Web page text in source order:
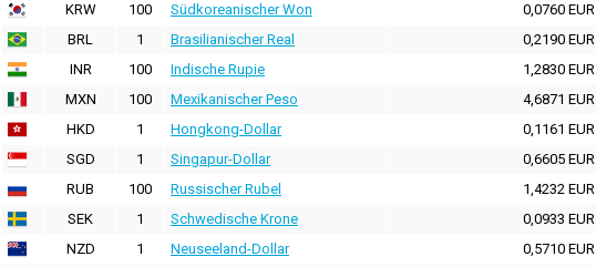
KRW
100 Südkoreanischer Won
0,0760 EUR
BRL
1 Brasilianischer Real
0,2190 EUR
INR
100 Indische Rupie
1,2830 EUR
MXN
100 Mexikanischer Peso
4,6871 EUR
HKD
1 Hongkong-Dollar
0,1161 EUR
SGD
1 Singapur-Dollar
0,6605 EUR
RUB
100 Russischer Rubel
1,4232 EUR
SEK
1 Schwedische Krone
0,0933 EUR
NZD
1 Neuseeland-Dollar
0,5710 EUR